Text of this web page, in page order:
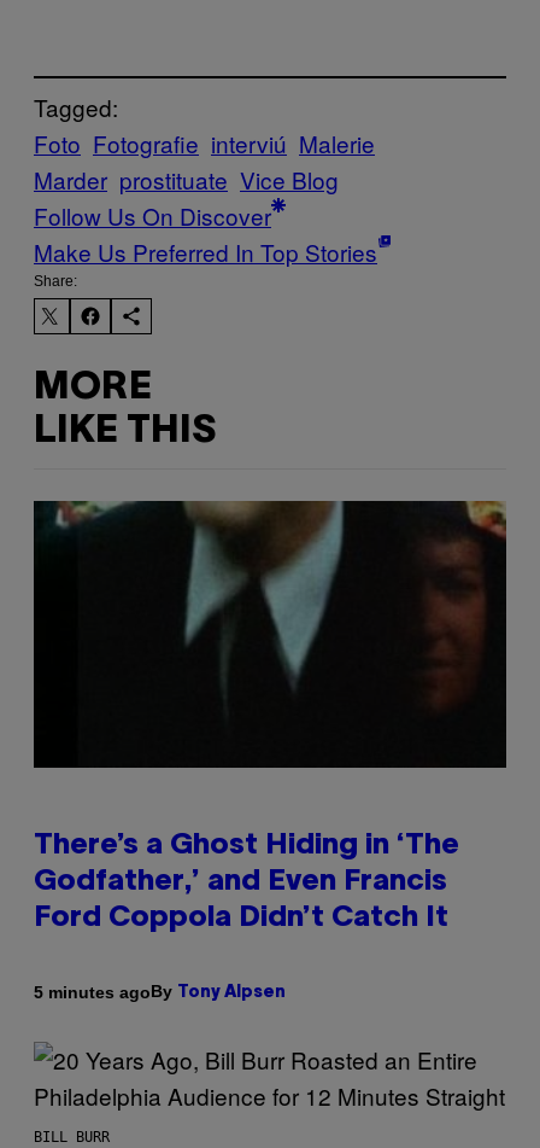
Tagged:
Foto Fotografie interviú Malerie
Marder prostituate Vice Blog
Follow Us On Discover
Make Us Preferred In Top Stories
Share:
MORE
LIKE THIS
There’s a Ghost Hiding in ‘The
Godfather,’ and Even Francis
Ford Coppola Didn’t Catch It
5 minutes agoBy Tony Alpsen
BILL BURR